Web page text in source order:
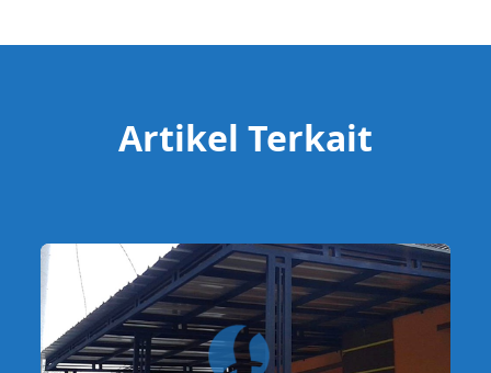
Artikel Terkait